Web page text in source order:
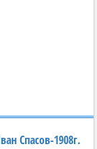
Спасов-1908г.